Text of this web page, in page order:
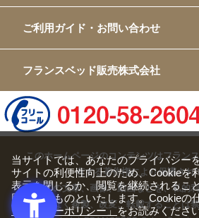
ご利用ガイド・お問い合わせ
フランスベッド販売株式会社
このホームページのコンテンツはフラン
有する著作権により保護され
すべての文章、画像、動画などを、私的
可なく複製、改変、転載することは
当サイトでは、あなたのプライバシー
サイトの利便性向上のため、Cookieを
表示を閉じるか、閲覧を継続されるこ
同意するものといたします。Cookieの
ライバシーポリシー」をお読みくださ